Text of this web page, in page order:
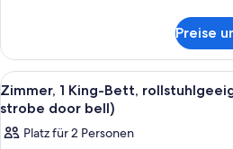
1 King-
Bett
(Zephyr)
Preise
Alle
Fotos
für
Zimmer,
Ein
5
Zimmer, 1 King-Bett,
strobe door bell)
Platz für 2 Personen